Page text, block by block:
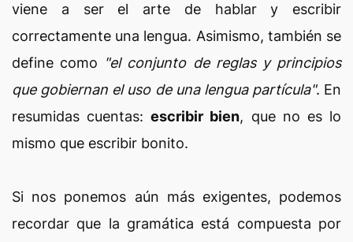
viene a ser el arte de hablar y escribir
correctamente una lengua. Asimismo, también se
define como "el conjunto de reglas y principios
que gobiernan el uso de una lengua partícula". En
resumidas cuentas:escribir bien, que no es lo
mismo que escribir bonito.
Si nos ponemos aún más exigentes, podemos
recordar que la gramática está compuesta por